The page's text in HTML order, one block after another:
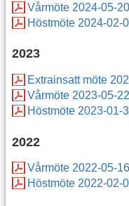
Vårmöte 2024-05-20
Höstmöte 2024-02-
2023
Extrainsatt möte
Vårmöte 2023-05-22
Höstmöte 2023-01-
2022
Vårmöte 2022-05-16
Höstmöte 2022-02-